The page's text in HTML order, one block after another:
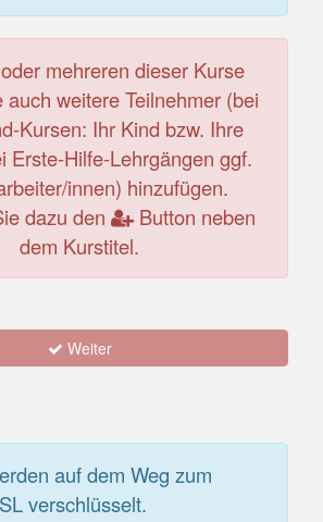
mehreren dieser Kurse
auch weitere Teilnehmer (bei
Kursen: Ihr Kind bzw. Ihre
Erste-Hilfe-Lehrgängen ggf.
innen) hinzufügen.
dazu den
Button neben
dem Kurstitel.
Weiter
auf dem Weg zum
verschlüsselt.